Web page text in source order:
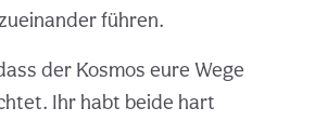
führen.
der Kosmos eure Wege
Ihr habt beide hart